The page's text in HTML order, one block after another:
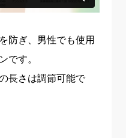
防ぎ、男性でも使用
です。
長さは調節可能で